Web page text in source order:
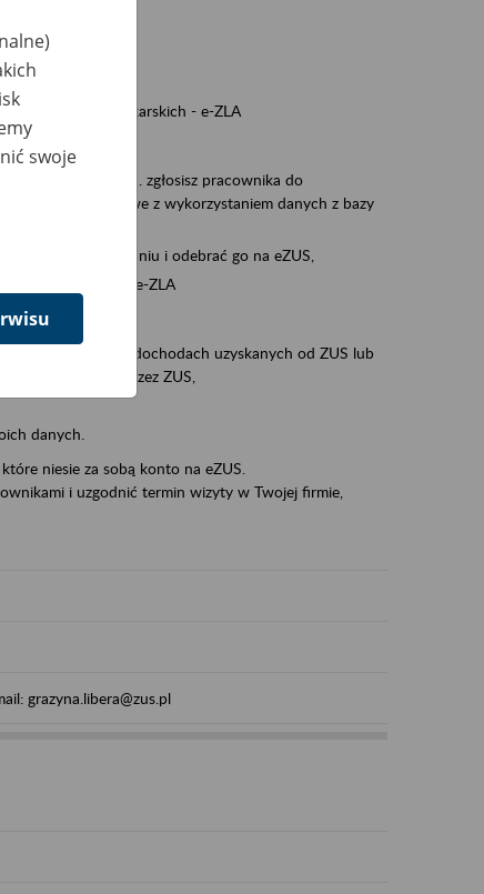
koncie w ZUS,
zwolnieniach lekarskich - e-ZLA
pomocą której m.in. zgłosisz pracownika do
rozliczeniowe z wykorzystaniem danych z bazy
o niezaleganiu i odebrać go na eZUS,
pracowników - e-ZLA
czyli informacji o dochodach uzyskanych od ZUS lub
podatku przez ZUS,
danych.
niesie za sobą konto na eZUS.
i uzgodnić termin wizyty w Twojej firmie,
grazyna.libera@zus.pl
swoje